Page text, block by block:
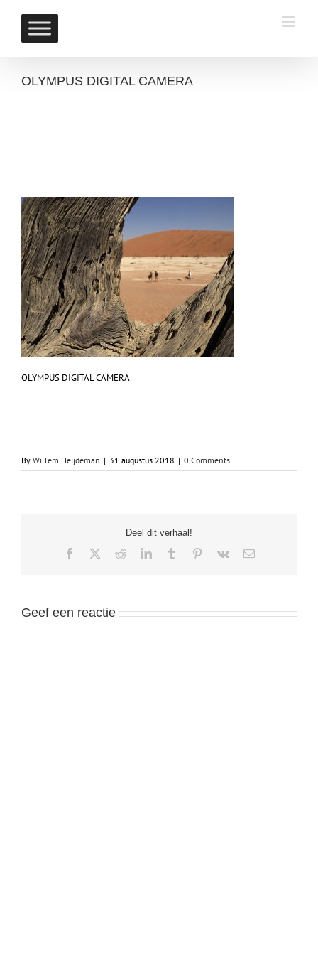
content
OLYMPUS DIGITAL CAMERA
OLYMPUS DIGITAL CAMERA
By Willem Heijdeman | 31 augustus 2018 | 0 Comments
Deel dit verhaal!
Facebook RedditLinkedInTumblr Pinterest
Vk Email
Geef een reactie